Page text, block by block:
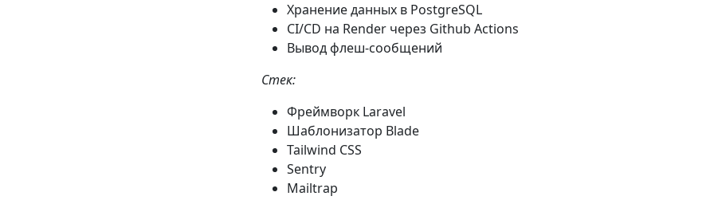
Хранение данных в PostgreSQL
CI/CD на Render через Github Actions
Вывод флеш-сообщений
Стек:
Фреймворк Laravel
Шаблонизатор Blade
Tailwind CSS
Sentry
Mailtrap